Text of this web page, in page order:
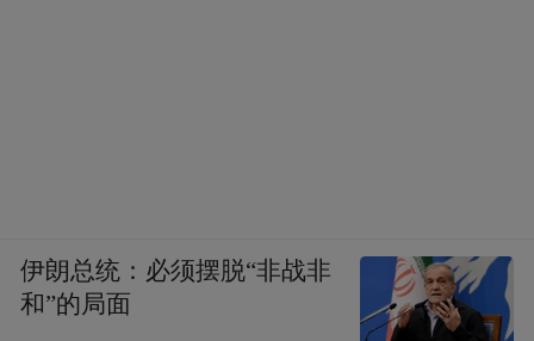
伊朗总统：必须摆脱“非战非
和”的局面